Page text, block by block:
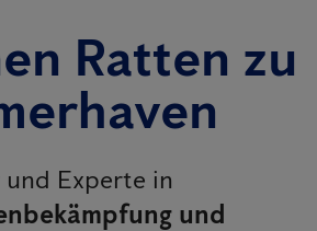
Ratten zu
Experte in
und